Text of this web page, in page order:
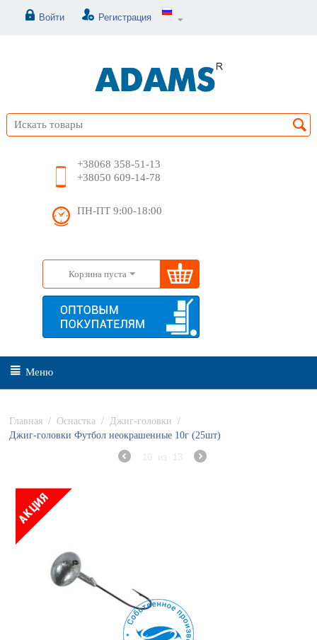
Войти Регистрация
+38068 358-51-13
+38050 609-14-78
ПН-ПТ 9:00-18:00
Корзина пуста
Меню
Главная / Оснастка / Джиг-головки
/
Джиг-головки Футбол неокрашенные 10г (25шт)
10 из 13